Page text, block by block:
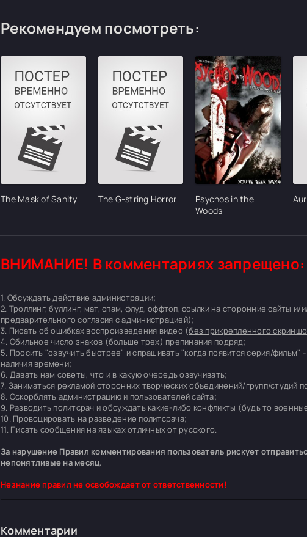
Рекомендуем посмотреть:
The Mask of Sanity The G-string Horror
Psychos in the
Woods
ВНИМАНИЕ! В комментариях запрещено:
1. Обсуждать действие администрации;
2. Троллинг, буллинг, мат, спам, флуд, оффтоп, ссылки на сторонние сайты и/
предварительного согласия с администрацией);
3. Писать об ошибках воспроизведения видео (без прикрепленного
4. Обильное число знаков (больше трех) препинания подряд;
5. Просить "озвучить быстрее" и спрашивать "когда появится серия/
наличия времени;
6. Давать нам советы, что и в какую очередь озвучивать;
7. Заниматься рекламой сторонних творческих объединений/групп/студий
8. Оскорблять администрацию и пользователей сайта;
9. Разводить политсрач и обсуждать какие-либо конфликты (будь то
10. Провоцировать на разведение политсрача;
11. Писать сообщения на языках отличных от русского.
За нарушение Правил комментирования пользователь рискует
непонятливые на месяц.
Незнание правил не освобождает от ответственности!
Комментарии